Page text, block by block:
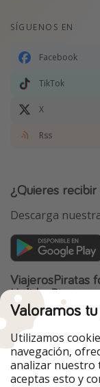
SÍGUENOS EN
Facebook
TikTok
X
Rss
¿Quieres
Descarga
ViajerosPiratas
HolidayPirates
Nuestros
PiratinViaggio
VakantiePiraten
VoyagesPirates
Urlaubspiraten
Valoramos
Utilizamos
navegación,
analizar nuestro
aceptas esto y